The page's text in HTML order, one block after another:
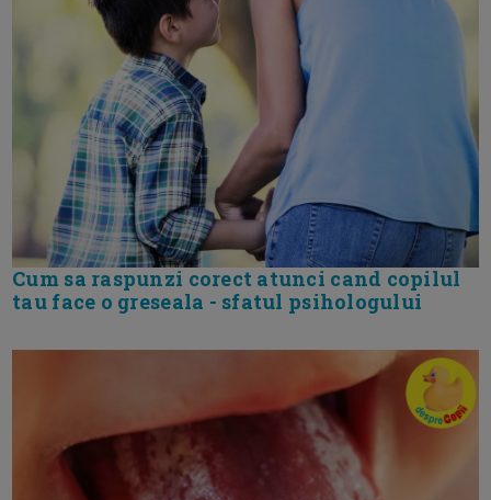
Cum sa raspunzi corect atunci cand copilul
tau face o greseala - sfatul psihologului